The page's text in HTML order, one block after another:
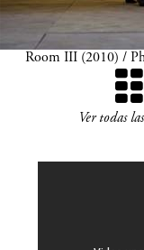
Room III (2010) /
Ver todas